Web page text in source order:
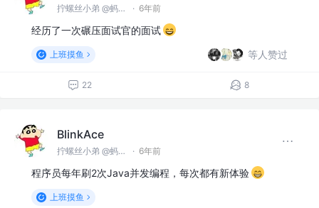
拧螺丝小弟 @蚂蚁集团 · 6年前
经历了一次碾压面试官的面试
上班摸鱼 等人赞过
22 8
BlinkAce
拧螺丝小弟 @蚂蚁集团 · 6年前
程序员每年刷2次Java并发编程，每次都有新体验
上班摸鱼